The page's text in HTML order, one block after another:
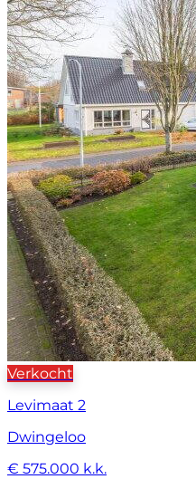
Verkocht
Levimaat 2
Dwingeloo
€ 575.000 k.k.